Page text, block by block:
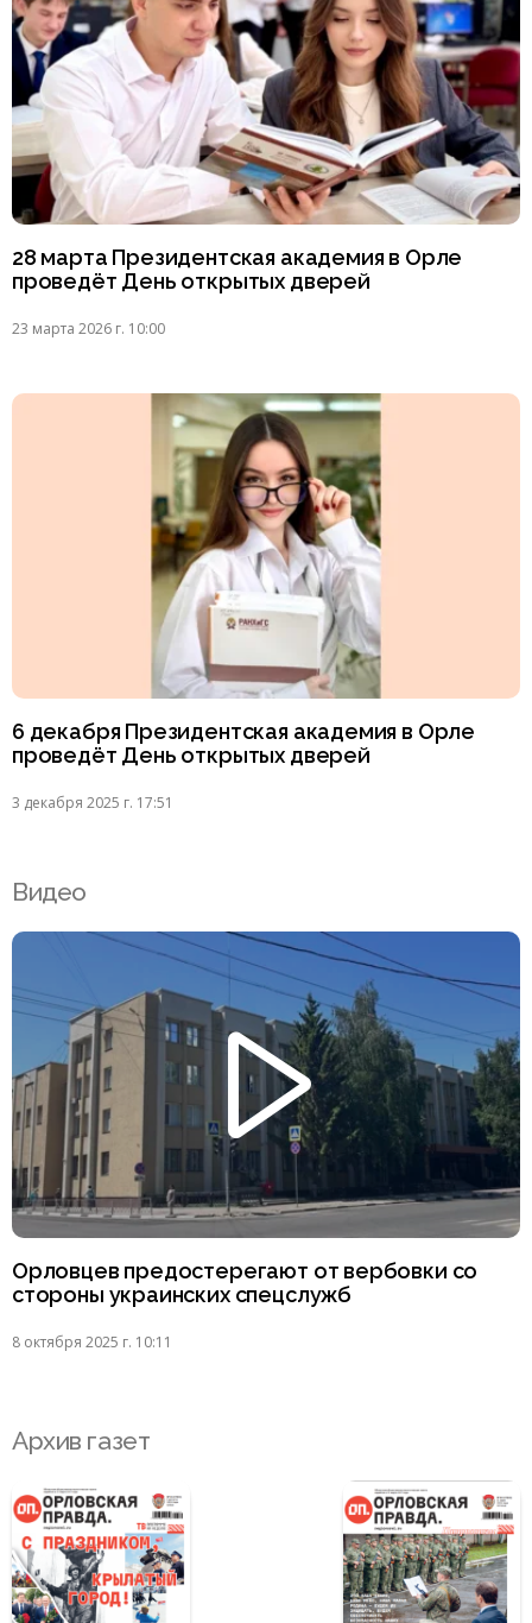
28 марта Президентская академия в Орле
проведёт День открытых дверей
23 марта 2026 г. 10:00
6 декабря Президентская академия в Орле
проведёт День открытых дверей
3 декабря 2025 г. 17:51
Видео
Орловцев предостерегают от вербовки со
стороны украинских спецслужб
8 октября 2025 г. 10:11
Архив газет